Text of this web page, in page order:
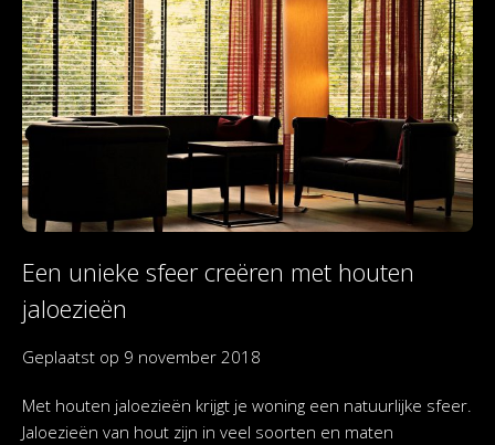
Een unieke sfeer creëren met houten
jaloezieën
Geplaatst op 9 november 2018
Met houten jaloezieën krijgt je woning een natuurlijke sfeer.
Jaloezieën van hout zijn in veel soorten en maten